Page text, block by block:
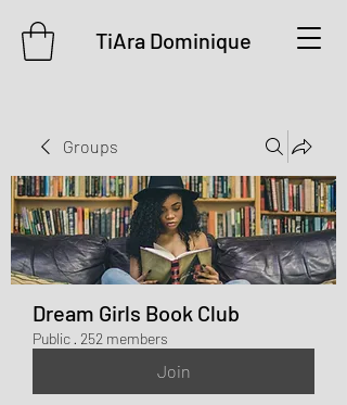
TiAra Dominique
Groups
Dream Girls Book Club
Public · 252 members
Join